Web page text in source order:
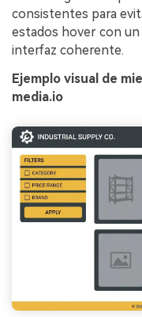
consistentes para
estados hover con
interfaz coherente.
Ejemplo visual de
media.io